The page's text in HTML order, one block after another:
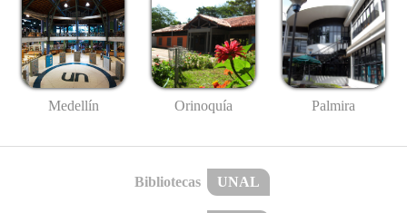
Medellín Orinoquía Palmira
Bibliotecas UNAL